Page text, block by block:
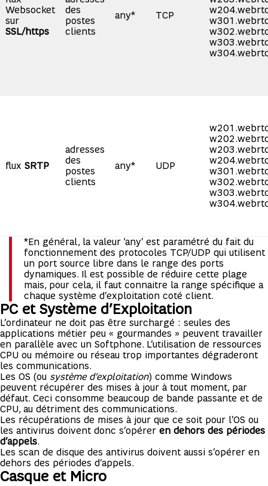
Websocket
sur
SSL/https
des
postes
clients
any* TCP
flux SRTP
adresses
des
postes
clients
any* UDP
*En général, la valeur ‘any’ est paramétré du fait du
fonctionnement des protocoles TCP/UDP qui utilisent
un port source libre dans le range des ports
dynamiques. Il est possible de réduire cette plage
mais, pour cela, il faut connaitre la range spécifique a
chaque système d’exploitation coté client.
PC et Système d’Exploitation
L’ordinateur ne doit pas être surchargé : seules des
applications métier peu « gourmandes » peuvent travailler
en parallèle avec un Softphone. L’utilisation de ressources
CPU ou mémoire ou réseau trop importantes dégraderont
les communications.
Les OS (ou système d’exploitation) comme Windows
peuvent récupérer des mises à jour à tout moment, par
défaut. Ceci consomme beaucoup de bande passante et de
CPU, au détriment des communications.
Les récupérations de mises à jour que ce soit pour l’OS ou
les antivirus doivent donc s’opérer en dehors des périodes
d’appels.
Les scan de disque des antivirus doivent aussi s’opérer en
dehors des périodes d’appels.
Casque et Micro